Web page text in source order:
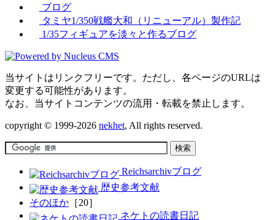
ブログ
タミヤ1/350戦艦大和（リニューアル）製作記
1/35フィギュアを淡々と作るブログ
当サイトはリンクフリーです。ただし、各ページのURLは
変更する可能性があります。
なお、当サイトコンテンツの流用・転載を禁止します。
copyright © 1999-2026 nekhet, All rights reserved.
Reichsarchivブログ
歴史参考文献
そのほか ［20］
ネケトの読書日記